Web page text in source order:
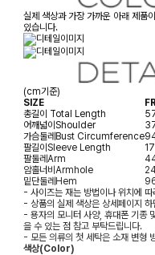
실제 색상과 가장 가까운 아래 제품
있습니다.
(cm기준)
SIZE
총길이 Total Length
어깨넓이Shoulder
가슴둘레Bust Circumference
팔길이Sleeve Length
17
팔둘레Arm
암홀너비Armhole
밑단둘레Hem
- 사이즈는 재는 방법이나 위치에
- 상품의 실제 색상은 상세페이지
- 용자의 모니터 사양, 휴대폰 기종
을 수 있는 점 참고 부탁드립니다.
- 모든 의류의 첫 세탁은 소재 변형
색상(Color)